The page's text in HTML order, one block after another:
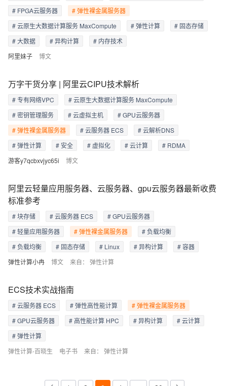
阿里妹子 博文
# FPGA云服务器
# 弹性裸金属服务器
# 云原生大数据计算服务 MaxCompute
# 弹性计算
# 固态存储
# 大数据
# 异构计算 # 内存技术
游客y7qcbxvjyc65i 博文
万字干货分享 | 阿里云CIPU技术解析
# 专有网络VPC
# 云原生大数据计算服务 MaxCompute
# 密钥管理服务
# 云虚拟主机
# GPU云服务器
# 弹性裸金属服务器
# 云服务器 ECS
# 云解析DNS
# 弹性计算
# 安全 # 虚拟化 # 云计算 # RDMA
弹性计算小冉 博文 来自： 弹性计算
阿里云轻量应用服务器、云服务器、gpu云服务器最新收费
标准参考
# 块存储 # 云服务器 ECS
# GPU云服务器
# 轻量应用服务器
# 弹性裸金属服务器
# 负载均衡
# 负载均衡
# 固态存储 # Linux # 异构计算 # 容器
弹性计算-百晓生 电子书 来自： 弹性计算
ECS技术实战指南
# 云服务器 ECS # 弹性高性能计算
# 弹性裸金属服务器
# GPU云服务器
# 高性能计算 HPC # 异构计算
# 云计算
# 弹性计算